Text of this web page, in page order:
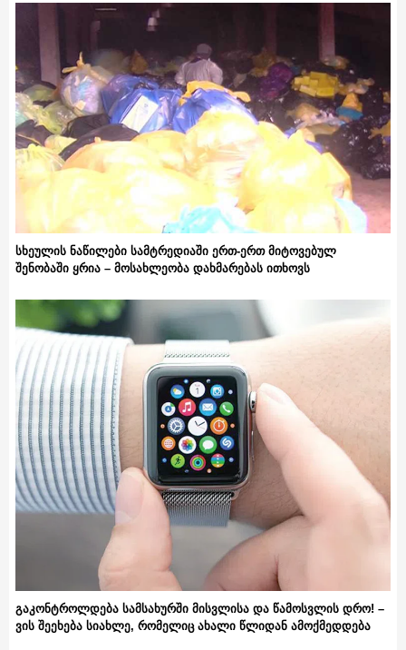
სხეულის ნაწილები სამტრედიაში ერთ-ერთ მიტოვებულ
შენობაში ყრია – მოსახლეობა დახმარებას ითხოვს
გაკონტროლდება სამსახურში მისვლისა და წამოსვლის დრო! –
ვის შეეხება სიახლე, რომელიც ახალი წლიდან ამოქმედდება